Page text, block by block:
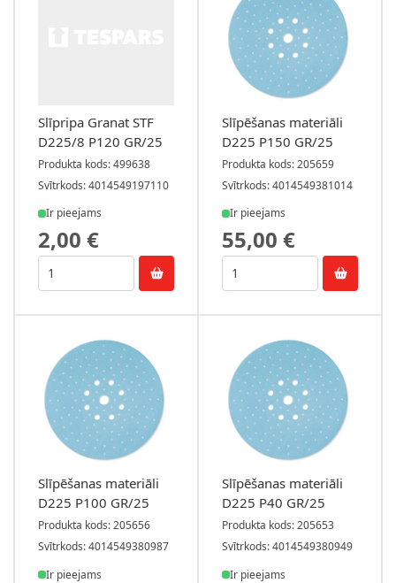
Slīpripa Granat STF
D225/8 P120 GR/25
Produkta kods: 499638
Svītrkods: 4014549197110
Ir pieejams
2,00 €
Slīpēšanas materiāli
D225 P150 GR/25
Produkta kods: 205659
Svītrkods: 4014549381014
Ir pieejams
55,00 €
Slīpēšanas materiāli
D225 P100 GR/25
Produkta kods: 205656
Svītrkods: 4014549380987
Ir pieejams
Slīpēšanas materiāli
D225 P40 GR/25
Produkta kods: 205653
Svītrkods: 4014549380949
Ir pieejams